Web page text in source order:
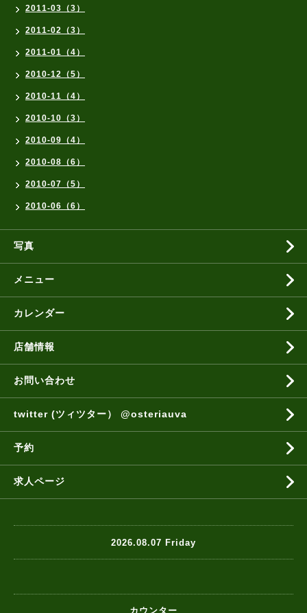
2011-03（3）
2011-02（3）
2011-01（4）
2010-12（5）
2010-11（4）
2010-10（3）
2010-09（4）
2010-08（6）
2010-07（5）
2010-06（6）
写真
メニュー
カレンダー
店舗情報
お問い合わせ
twitter (ツィツター） @osteriauva
予約
求人ページ
2026.08.07 Friday
カウンター